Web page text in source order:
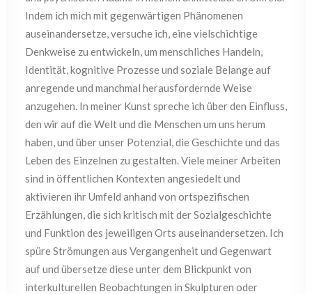
Indem ich mich mit gegenwärtigen Phänomenen
auseinandersetze, versuche ich, eine vielschichtige
Denkweise zu entwickeln, um menschliches Handeln,
Identität, kognitive Prozesse und soziale Belange auf
anregende und manchmal herausfordernde Weise
anzugehen. In meiner Kunst spreche ich über den Einfluss,
den wir auf die Welt und die Menschen um uns herum
haben, und über unser Potenzial, die Geschichte und das
Leben des Einzelnen zu gestalten. Viele meiner Arbeiten
sind in öffentlichen Kontexten angesiedelt und
aktivieren ihr Umfeld anhand von ortspezifischen
Erzählungen, die sich kritisch mit der Sozialgeschichte
und Funktion des jeweiligen Orts auseinandersetzen. Ich
spüre Strömungen aus Vergangenheit und Gegenwart
auf und übersetze diese unter dem Blickpunkt von
interkulturellen Beobachtungen in Skulpturen oder